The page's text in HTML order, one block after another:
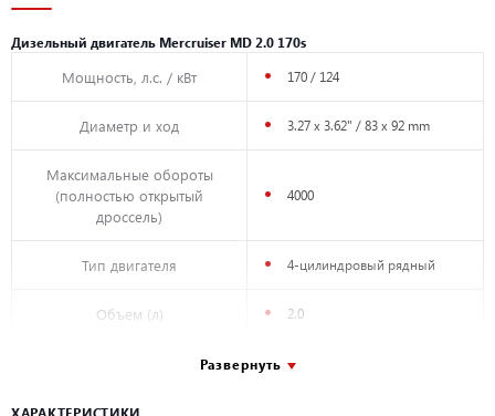
Дизельный двигатель Mercruiser MD 2.0 170s
Мощность, л.с. / кВт 170 / 124
Диаметр и ход 3.27 x 3.62" / 83 x 92 mm
Максимальные обороты
(полностью открытый
дроссель)
4000
Тип двигателя 4-цилиндровый рядный
Объем (л) 2.0
Вес (только двигатель) 551 lbs / 250 kg
Вес (с трансмиссией)
Развернуть